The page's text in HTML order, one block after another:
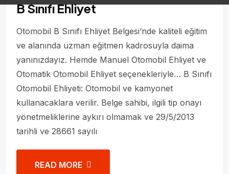
B Sınıfı Ehliyet
Otomobil B Sınıfı Ehliyet Belgesi‘nde kaliteli eğitim
ve alanında uzman eğitmen kadrosuyla daima
yanınızdayız. Hemde Manuel Otomobil Ehliyet ve
Otomatik Otomobil Ehliyet seçenekleriyle… B Sınıfı
Otomobil Ehliyeti: Otomobil ve kamyonet
kullanacaklara verilir. Belge sahibi, ilgili tip onayı
yönetmeliklerine aykırı olmamak ve 29/5/2013
tarihli ve 28661 sayılı
READ MORE